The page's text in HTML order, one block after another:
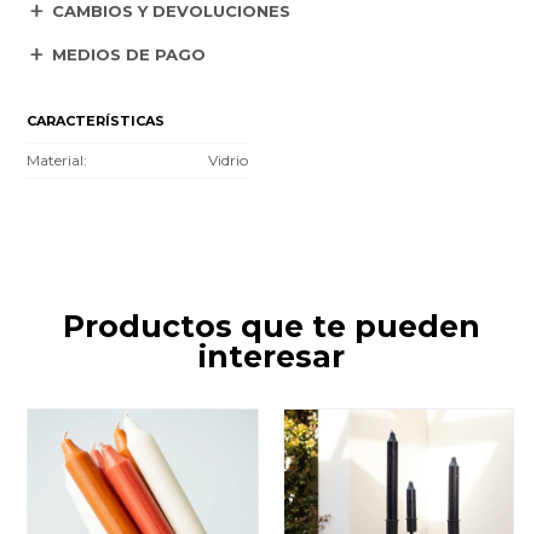
CAMBIOS Y DEVOLUCIONES
MEDIOS DE PAGO
CARACTERÍSTICAS
Material Vidrio
Productos que te pueden
interesar